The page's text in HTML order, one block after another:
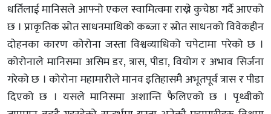
धर्तिलाई मानिसले आफ्नो एकल स्वामित्वमा राख्ने कुचेष्ठा गर्दै आएको
छ । प्राकृतिक स्रोत साधनमाथिको कब्जा र स्रोत साधनको विवेकहीन
दोहनका कारण कोरोना जस्ता विश्वव्याधिको चपेटामा परेको छ ।
कोरोनाले मानिसमा असिम डर, त्रास, पीडा, वियोग र अभाव सिर्जना
गरेको छ । कोरोना महामारीले मानव इतिहासमै अभूतपूर्व त्रास र पीडा
दिएको छ । यसले मानिसमा अशान्ति फैलिएको छ । पृथ्वीको